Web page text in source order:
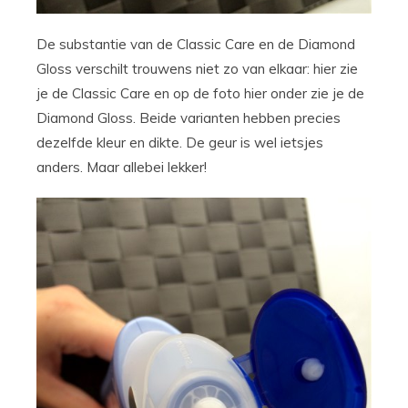
De substantie van de Classic Care en de Diamond
Gloss verschilt trouwens niet zo van elkaar: hier zie
je de Classic Care en op de foto hier onder zie je de
Diamond Gloss. Beide varianten hebben precies
dezelfde kleur en dikte. De geur is wel ietsjes
anders. Maar allebei lekker!